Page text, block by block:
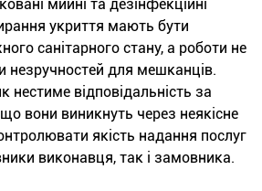
мийні та дезінфекційні
укриття мають бути
санітарного стану, а роботи не
незручностей для мешканців.
нестиме відповідальність за
вони виникнуть через неякісне
якість надання послуг
виконавця, так і замовника.